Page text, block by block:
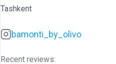
Tashkent
bamonti_by_olivo
Recent reviews: